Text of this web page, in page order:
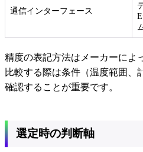
通信インターフェース
精度の表記方法はメーカーによ
比較する際は条件（温度範囲、
確認することが重要です。
選定時の判断軸